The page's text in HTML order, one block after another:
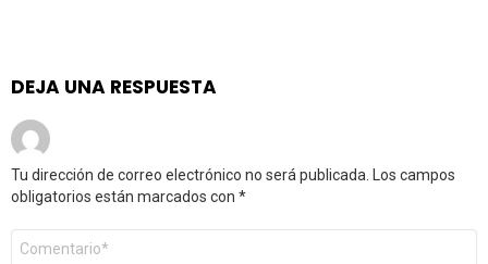
DEJA UNA RESPUESTA
Tu dirección de correo electrónico no será publicada. Los campos
obligatorios están marcados con *
Comentario